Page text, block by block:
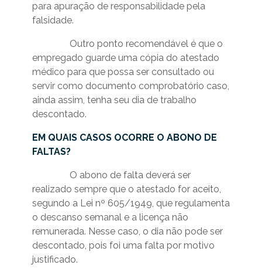
para apuração de responsabilidade pela
falsidade.
Outro ponto recomendável é que o
empregado guarde uma cópia do atestado
médico para que possa ser consultado ou
servir como documento comprobatório caso,
ainda assim, tenha seu dia de trabalho
descontado.
EM QUAIS CASOS OCORRE O ABONO DE
FALTAS?
O abono de falta deverá ser
realizado sempre que o atestado for aceito,
segundo a Lei nº 605/1949, que regulamenta
o descanso semanal e a licença não
remunerada. Nesse caso, o dia não pode ser
descontado, pois foi uma falta por motivo
justificado.